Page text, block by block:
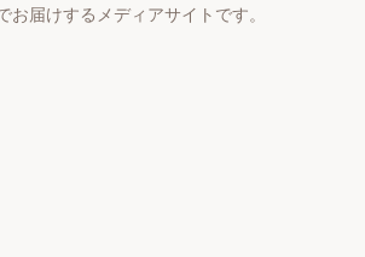
お届けするメディアサイトです。